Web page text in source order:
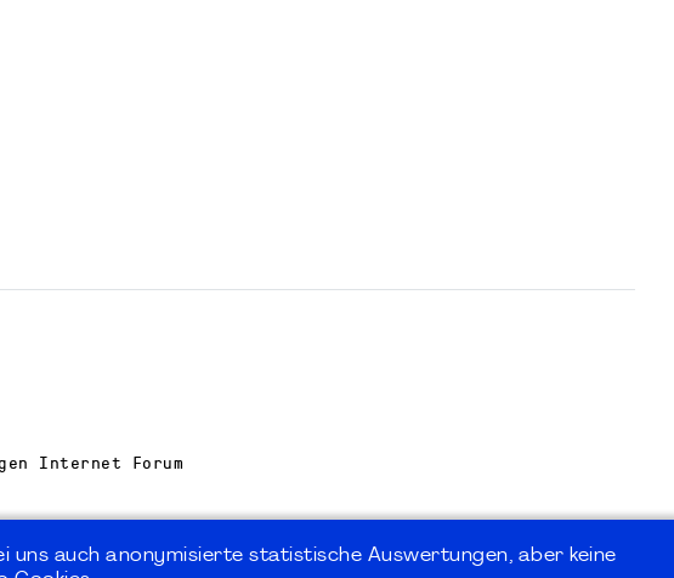
Internet Forum
uns auch anonymisierte statistische Auswertungen, aber keine